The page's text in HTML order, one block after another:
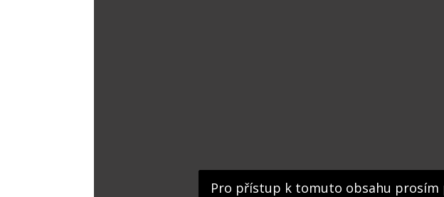
Pro přístup k tomuto obsahu prosím